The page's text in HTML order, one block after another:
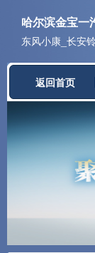
哈尔滨金宝一
东风小康_长安
返回首页